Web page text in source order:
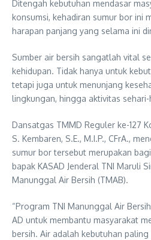
Ditengah kebutuhan mendasar
konsumsi, kehadiran sumur bor ini
harapan panjang yang selama ini
Sumber air bersih sangatlah vital
kehidupan. Tidak hanya untuk
tetapi juga untuk menunjang
lingkungan, hingga aktivitas
Dansatgas TMMD Reguler ke-127
S. Kembaren, S.E., M.I.P., CFrA.,
sumur bor tersebut merupakan
bapak KASAD Jenderal TNI Maruli
Manunggal Air Bersih (TMAB).
“Program TNI Manunggal Air
AD untuk membantu masyarakat
bersih. Air adalah kebutuhan